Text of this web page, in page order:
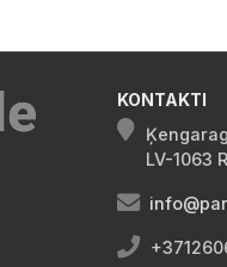
KONTAKTI
LV-1063